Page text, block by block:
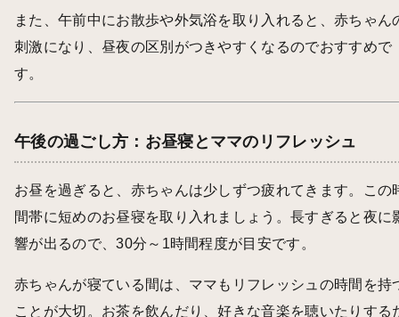
また、午前中にお散歩や外気浴を取り入れると、赤ちゃん
刺激になり、昼夜の区別がつきやすくなるのでおすすめで
す。
午後の過ごし方：お昼寝とママのリフレッシュ
お昼を過ぎると、赤ちゃんは少しずつ疲れてきます。この
間帯に短めのお昼寝を取り入れましょう。長すぎると夜に
響が出るので、30分～1時間程度が目安です。
赤ちゃんが寝ている間は、ママもリフレッシュの時間を持
ことが大切。お茶を飲んだり、好きな音楽を聴いたりする